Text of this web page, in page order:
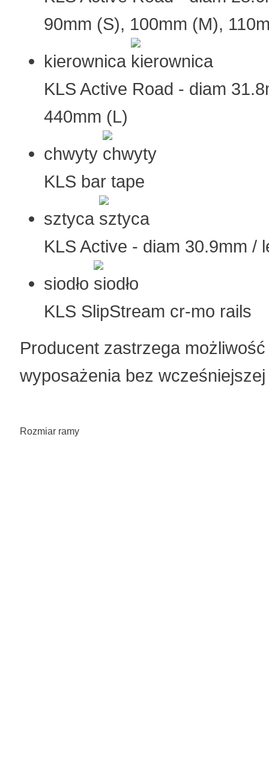
90mm (S), 100mm (M),
kierownica
KLS Active Road - diam
440mm (L)
chwyty
KLS bar tape
sztyca
KLS Active - diam 30.9mm /
siodło
KLS SlipStream cr-mo rails
Producent zastrzega
wyposażenia bez
Rozmiar ramy